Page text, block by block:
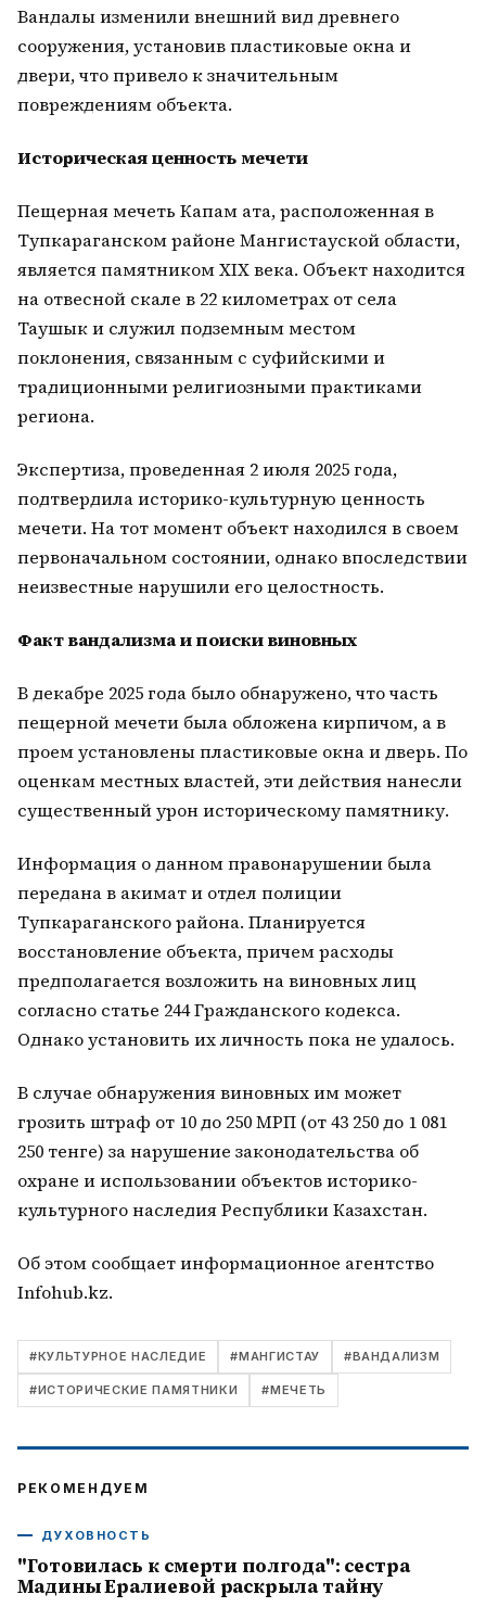
Вандалы изменили внешний вид древнего
сооружения, установив пластиковые окна и
двери, что привело к значительным
повреждениям объекта.
Историческая ценность мечети
Пещерная мечеть Капам ата, расположенная в
Тупкараганском районе Мангистауской области,
является памятником XIX века. Объект находится
на отвесной скале в 22 километрах от села
Таушык и служил подземным местом
поклонения, связанным с суфийскими и
традиционными религиозными практиками
региона.
Экспертиза, проведенная 2 июля 2025 года,
подтвердила историко-культурную ценность
мечети. На тот момент объект находился в своем
первоначальном состоянии, однако впоследствии
неизвестные нарушили его целостность.
Факт вандализма и поиски виновных
В декабре 2025 года было обнаружено, что часть
пещерной мечети была обложена кирпичом, а в
проем установлены пластиковые окна и дверь. По
оценкам местных властей, эти действия нанесли
существенный урон историческому памятнику.
Информация о данном правонарушении была
передана в акимат и отдел полиции
Тупкараганского района. Планируется
восстановление объекта, причем расходы
предполагается возложить на виновных лиц
согласно статье 244 Гражданского кодекса.
Однако установить их личность пока не удалось.
В случае обнаружения виновных им может
грозить штраф от 10 до 250 МРП (от 43 250 до 1 081
250 тенге) за нарушение законодательства об
охране и использовании объектов историко-
культурного наследия Республики Казахстан.
Об этом сообщает информационное агентство
Infohub.kz.
#КУЛЬТУРНОЕ НАСЛЕДИЕ #МАНГИСТАУ #ВАНДАЛИЗМ
#ИСТОРИЧЕСКИЕ ПАМЯТНИКИ #МЕЧЕТЬ
РЕКОМЕНДУЕМ
ДУХОВНОСТЬ
"Готовилась к смерти полгода": сестра
Мадины Ералиевой раскрыла тайну